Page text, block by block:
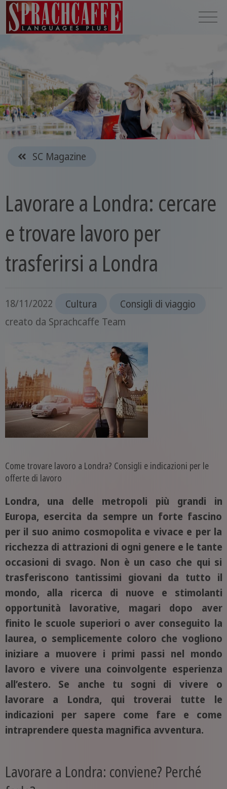
SC Magazine
Lavorare a Londra: cercare
e trovare lavoro per
trasferirsi a Londra
18/11/2022 Cultura
Consigli di viaggio
creato da Sprachcaffe Team
Come trovare lavoro a Londra? Consigli e indicazioni per le
offerte di lavoro
Londra, una delle metropoli più grandi in
Europa, esercita da sempre un forte fascino
per il suo animo cosmopolita e vivace e per la
ricchezza di attrazioni di ogni genere e le tante
occasioni di svago. Non è un caso che qui si
trasferiscono tantissimi giovani da tutto il
mondo, alla ricerca di nuove e stimolanti
opportunità lavorative, magari dopo aver
finito le scuole superiori o aver conseguito la
laurea, o semplicemente coloro che vogliono
iniziare a muovere i primi passi nel mondo
lavoro e vivere una coinvolgente esperienza
all’estero. Se anche tu sogni di vivere o
lavorare a Londra, qui troverai tutte le
indicazioni per sapere come fare e come
intraprendere questa magnifica avventura.
Lavorare a Londra: conviene? Perché